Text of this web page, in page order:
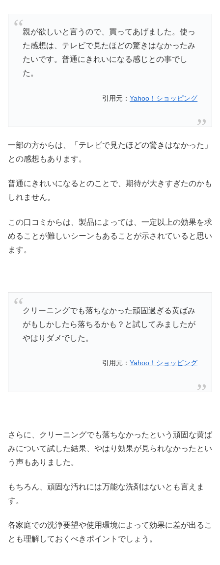
親が欲しいと言うので、買ってあげました。使っ
た感想は、テレビで見たほどの驚きはなかったみ
たいです。普通にきれいになる感じとの事でし
た。
引用元：Yahoo！ショッピング
一部の方からは、「テレビで見たほどの驚きはなかった」
との感想もあります。
普通にきれいになるとのことで、期待が大きすぎたのかも
しれません。
この口コミからは、製品によっては、一定以上の効果を求
めることが難しいシーンもあることが示されていると思い
ます。
クリーニングでも落ちなかった頑固過ぎる黄ばみ
がもしかしたら落ちるかも？と試してみましたが
やはりダメでした。
引用元：Yahoo！ショッピング
さらに、クリーニングでも落ちなかったという頑固な黄ば
みについて試した結果、やはり効果が見られなかったとい
う声もありました。
もちろん、頑固な汚れには万能な洗剤はないとも言えま
す。
各家庭での洗浄要望や使用環境によって効果に差が出るこ
とも理解しておくべきポイントでしょう。